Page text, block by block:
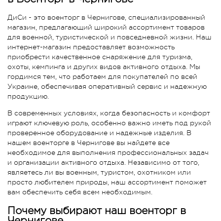
ДиСи - это военторг в Чернигове, специализированный
магазин, предлагающий широкий ассортимент товаров
для военной, туристической и повседневной жизни. Наш
интернет-магазин предоставляет возможность
приобрести качественное снаряжение для туризма,
охоты, кемпинга и других видов активного отдыха. Мы
гордимся тем, что работаем для покупателей по всей
Украине, обеспечивая оперативный сервис и надежную
продукцию.
В современных условиях, когда безопасность и комфорт
играют ключевую роль, особенно важно иметь под рукой
проверенное оборудование и надежные изделия. В
нашем военторге в Чернигове вы найдете все
необходимое для выполнения профессиональных задач
и организации активного отдыха. Независимо от того,
являетесь ли вы военным, туристом, охотником или
просто любителем природы, наш ассортимент поможет
вам обеспечить себя всем необходимым.
Почему выбирают наш военторг в